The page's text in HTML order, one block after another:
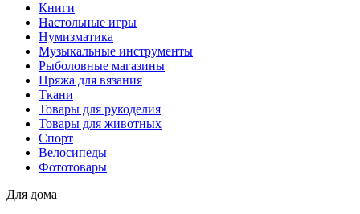
Книги
Настольные игры
Нумизматика
Музыкальные инструменты
Рыболовные магазины
Пряжа для вязания
Ткани
Товары для рукоделия
Товары для животных
Спорт
Велосипеды
Фототовары
Для дома